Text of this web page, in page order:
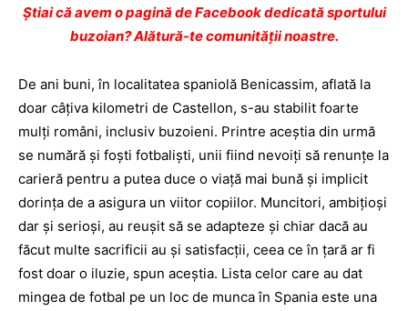
Ştiai că avem o pagină de Facebook dedicată sportului
buzoian? Alătură-te comunității noastre.
De ani buni, în localitatea spaniolă Benicassim, aflată la
doar câţiva kilometri de Castellon, s-au stabilit foarte
mulţi români, inclusiv buzoieni. Printre aceştia din urmă
se numără şi foşti fotbalişti, unii fiind nevoiţi să renunţe la
carieră pentru a putea duce o viaţă mai bună şi implicit
dorinţa de a asigura un viitor copiilor. Muncitori, ambiţioşi
dar şi serioşi, au reuşit să se adapteze şi chiar dacă au
făcut multe sacrificii au şi satisfacţii, ceea ce în ţară ar fi
fost doar o iluzie, spun aceştia. Lista celor care au dat
mingea de fotbal pe un loc de munca în Spania este una